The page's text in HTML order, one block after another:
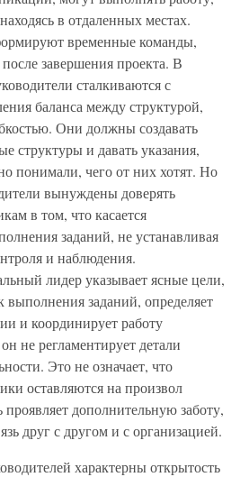
в отдаленных местах.
временные команды,
завершения проекта. В
сталкиваются с
баланса между структурой,
Они должны создавать
структуры и давать указания,
понимали, чего от них хотят. Но
вынуждены доверять
в том, что касается
заданий, не устанавливая
и наблюдения.
лидер указывает ясные цели,
выполнения заданий, определяет
и координирует работу
не регламентирует детали
Это не означает, что
оставляются на произвол
дополнительную заботу,
друг с другом и с организацией.
характерны открытость